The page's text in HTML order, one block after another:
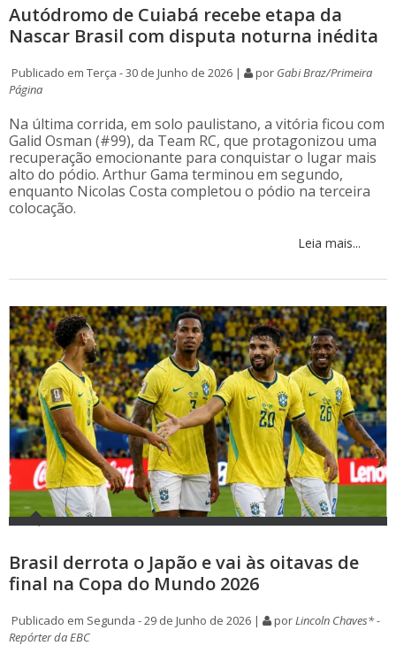
Autódromo de Cuiabá recebe etapa da
Nascar Brasil com disputa noturna inédita
Publicado em Terça - 30 de Junho de 2026 | por Gabi Braz/Primeira
Página
Na última corrida, em solo paulistano, a vitória ficou com
Galid Osman (#99), da Team RC, que protagonizou uma
recuperação emocionante para conquistar o lugar mais
alto do pódio. Arthur Gama terminou em segundo,
enquanto Nicolas Costa completou o pódio na terceira
colocação.
Leia mais...
Brasil derrota o Japão e vai às oitavas de
final na Copa do Mundo 2026
Publicado em Segunda - 29 de Junho de 2026 | porLincoln Chaves* -
Repórter da EBC